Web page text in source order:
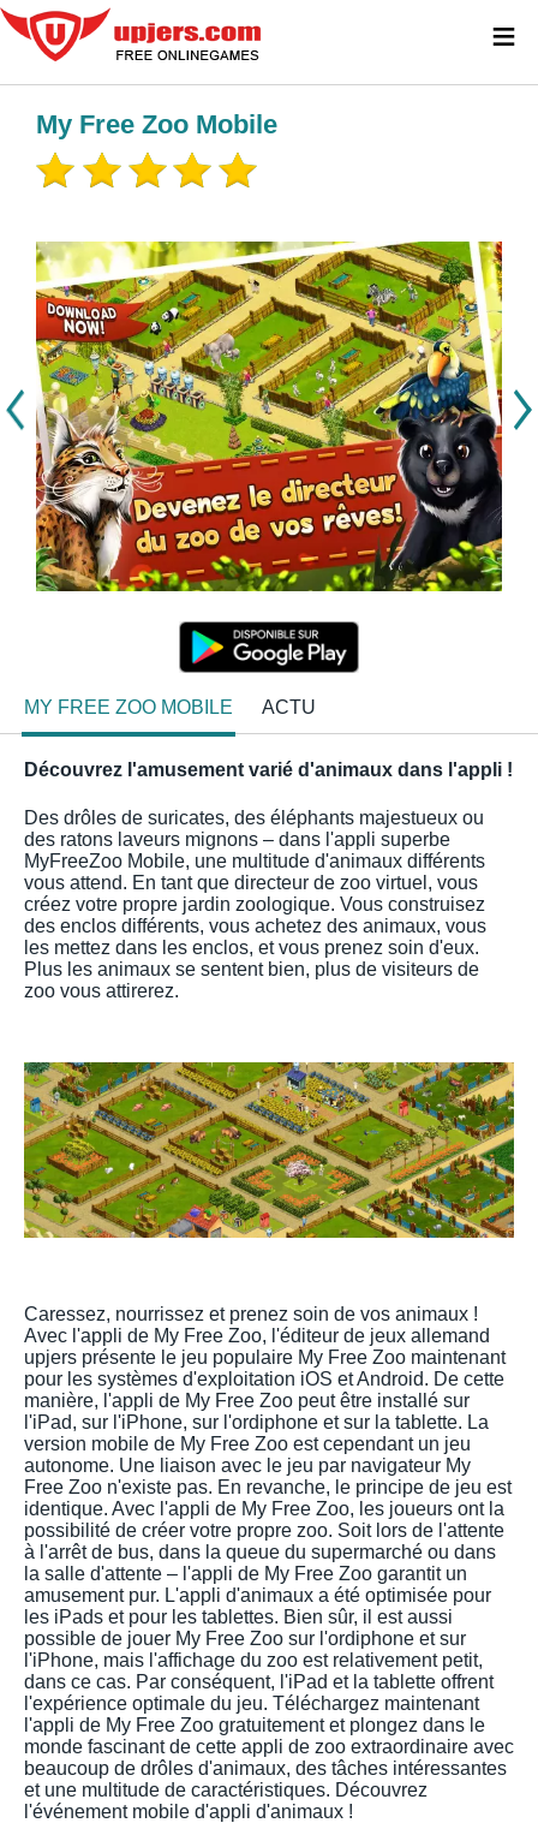
My Free Zoo Mobile
MY FREE ZOO MOBILE ACTU
Découvrez l'amusement varié d'animaux dans l'appli !
Des drôles de suricates, des éléphants majestueux ou
des ratons laveurs mignons – dans l'appli superbe
MyFreeZoo Mobile, une multitude d'animaux différents
vous attend. En tant que directeur de zoo virtuel, vous
créez votre propre jardin zoologique. Vous construisez
des enclos différents, vous achetez des animaux, vous
les mettez dans les enclos, et vous prenez soin d'eux.
Plus les animaux se sentent bien, plus de visiteurs de
zoo vous attirerez.
Caressez, nourrissez et prenez soin de vos animaux !
Avec l'appli de My Free Zoo, l'éditeur de jeux allemand
upjers présente le jeu populaire My Free Zoo maintenant
pour les systèmes d'exploitation iOS et Android. De cette
manière, l'appli de My Free Zoo peut être installé sur
l'iPad, sur l'iPhone, sur l'ordiphone et sur la tablette. La
version mobile de My Free Zoo est cependant un jeu
autonome. Une liaison avec le jeu par navigateur My
Free Zoo n'existe pas. En revanche, le principe de jeu est
identique. Avec l'appli de My Free Zoo, les joueurs ont la
possibilité de créer votre propre zoo. Soit lors de l'attente
à l'arrêt de bus, dans la queue du supermarché ou dans
la salle d'attente – l'appli de My Free Zoo garantit un
amusement pur. L'appli d'animaux a été optimisée pour
les iPads et pour les tablettes. Bien sûr, il est aussi
possible de jouer My Free Zoo sur l'ordiphone et sur
l'iPhone, mais l'affichage du zoo est relativement petit,
dans ce cas. Par conséquent, l'iPad et la tablette offrent
l'expérience optimale du jeu. Téléchargez maintenant
l'appli de My Free Zoo gratuitement et plongez dans le
monde fascinant de cette appli de zoo extraordinaire avec
beaucoup de drôles d'animaux, des tâches intéressantes
et une multitude de caractéristiques. Découvrez
l'événement mobile d'appli d'animaux !
≡